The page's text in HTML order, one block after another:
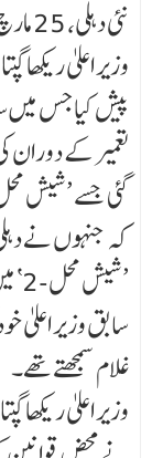
نئی دہلی، 25 مارچ(میرا وطن نیوز)
وزیر اعلیٰ ریکھا
پیش کیا جس میں
تعمیر کے دوران
گئی جسے ’شیش
کہ جنہوں نے
سابق وزیر اعلیٰ
غلام سمجھتے تھے۔
وزیر اعلیٰ ر یکھا